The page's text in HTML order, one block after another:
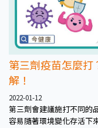
第三劑疫苗怎麼
解！
2022-01-12
第三劑會建議施打不同的
容易隨著環境變化存活下